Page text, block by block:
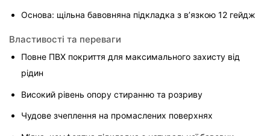
Основа: щільна бавовняна підкладка з в’язкою 12 гейдж
Властивості та переваги
Повне ПВХ покриття для максимального захисту від
рідин
Високий рівень опору стиранню та розриву
Чудове зчеплення на промаслених поверхнях